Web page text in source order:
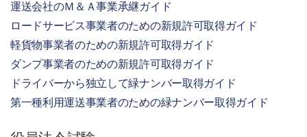
運送会社のＭ＆Ａ事業承継ガイド
ロードサービス事業者のための新規許可取得ガイド
軽貨物事業者のための新規許可取得ガイド
ダンプ事業者のための新規許可取得ガイド
ドライバーから独立して緑ナンバー取得ガイド
第一種利用運送事業者のための緑ナンバー取得ガイド